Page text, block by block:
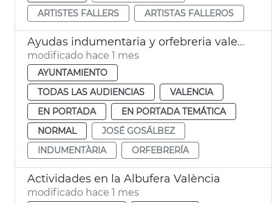
ARTISTES FALLERS
ARTISTAS FALLEROS
Ayudas indumentaria y orfebreria valenciana
modificado hace 1 mes
AYUNTAMIENTO
TODAS LAS AUDIENCIAS
VALENCIA
EN PORTADA
EN PORTADA TEMÁTICA
NORMAL
JOSÉ GOSÁLBEZ
INDUMENTÀRIA
ORFEBRERÍA
Actividades en la Albufera València
modificado hace 1 mes